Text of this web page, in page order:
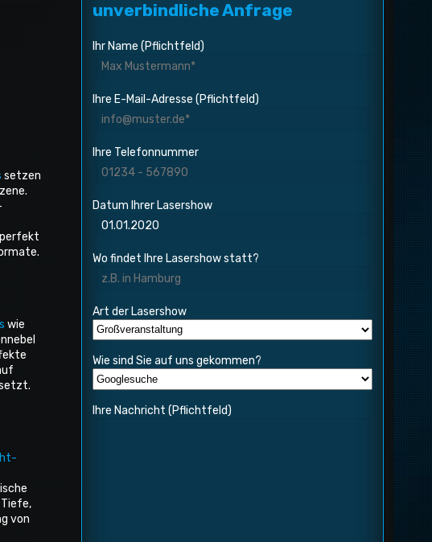
setzen
wie
von
unverbindliche Anfrage
Ihr Name (Pflichtfeld)
Ihre E-Mail-Adresse (Pflichtfeld)
Ihre Telefonnummer
Datum Ihrer Lasershow
Wo findet Ihre Lasershow statt?
Art der Lasershow
Wie sind Sie auf uns gekommen?
Ihre Nachricht (Pflichtfeld)